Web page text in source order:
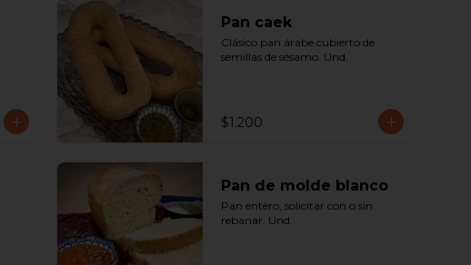
Pan caek
Clásico pan árabe cubierto de
semillas de sésamo. Und.
$1.200
Pan de molde blanco
Pan entero, solicitar con o sin
rebanar. Und.